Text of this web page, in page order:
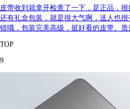
皮带收到就拿开检查了一下，是正品，
还有礼盒包装，就是很大气啊，送人也
错哦，包装完美高级，挺好看的皮带。
TOP
9